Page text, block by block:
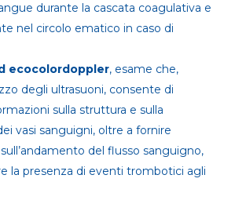
durante la cascata coagulativa e
nel circolo ematico in caso di
ecocolordoppler, esame che,
degli ultrasuoni, consente di
sulla struttura e sulla
vasi sanguigni, oltre a fornire
del flusso sanguigno,
la presenza di eventi trombotici agli